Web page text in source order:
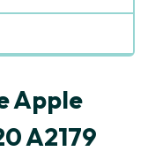
Apple
A2179